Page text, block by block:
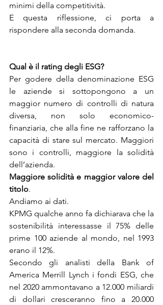
minimi della competitività.
E questa riflessione, ci porta a
rispondere alla seconda domanda.
Qual è il rating degli ESG?
Per godere della denominazione ESG
le aziende si sottopongono a un
maggior numero di controlli di natura
diversa, non solo economico-
finanziaria, che alla fine ne rafforzano la
capacità di stare sul mercato. Maggiori
sono i controlli, maggiore la solidità
dell’azienda.
Maggiore solidità e maggior valore del
titolo.
Andiamo ai dati.
KPMG qualche anno fa dichiarava che la
sostenibilità interessasse il 75% delle
prime 100 aziende al mondo, nel 1993
erano il 12%.
Secondo gli analisti della Bank of
America Merrill Lynch i fondi ESG, che
nel 2020 ammontavano a 12.000 miliardi
di dollari cresceranno fino a 20.000